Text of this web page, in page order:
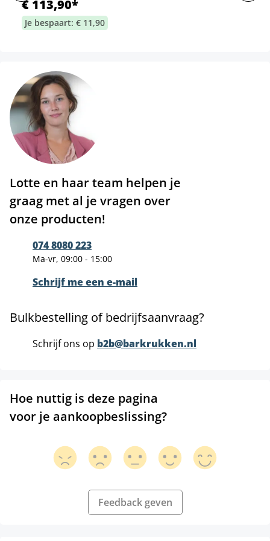
€ 113,90*
Je bespaart: € 11,90
Lotte en haar team helpen je
graag met al je vragen over
onze producten!
074 8080 223
Ma-vr, 09:00 - 15:00
Schrijf me een e-mail
Bulkbestelling of bedrijfsaanvraag?
Schrijf ons op b2b@barkrukken.nl
Hoe nuttig is deze pagina
voor je aankoopbeslissing?
Feedback geven